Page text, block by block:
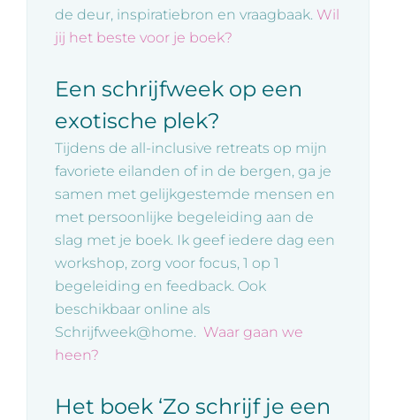
de deur, inspiratiebron en vraagbaak. Wil
jij het beste voor je boek?
Een schrijfweek op een
exotische plek?
Tijdens de all-inclusive retreats op mijn
favoriete eilanden of in de bergen, ga je
samen met gelijkgestemde mensen en
met persoonlijke begeleiding aan de
slag met je boek. Ik geef iedere dag een
workshop, zorg voor focus, 1 op 1
begeleiding en feedback. Ook
beschikbaar online als
Schrijfweek@home. Waar gaan we
heen?
Het boek ‘Zo schrijf je een